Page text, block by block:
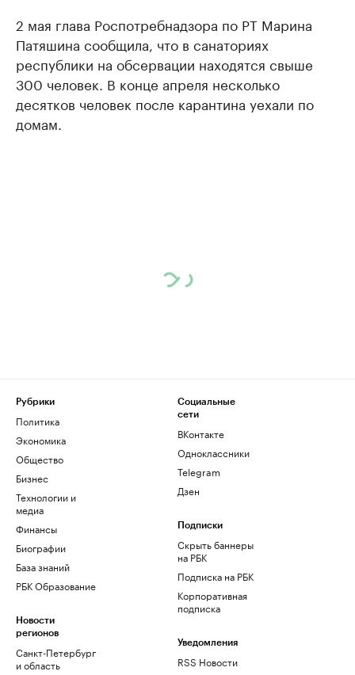
2 мая глава Роспотребнадзора по РТ Марина
Патяшина сообщила, что в санаториях
республики на обсервации находятся свыше
300 человек. В конце апреля несколько
десятков человек после карантина уехали по
домам.
Рубрики
Политика
Экономика
Общество
Бизнес
Технологии и
медиа
Финансы
Биографии
База знаний
РБК Образование
Новости
регионов
Санкт-Петербург
и область
Социальные
сети
ВКонтакте
Одноклассники
Telegram
Дзен
Подписки
Скрыть баннеры
на РБК
Подписка на РБК
Корпоративная
подписка
Уведомления
RSS Новости